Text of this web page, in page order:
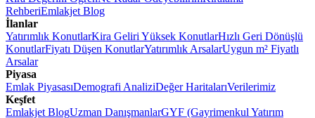
RehberiEmlakjet Blog
İlanlar
Yatırımlık KonutlarKira Geliri Yüksek KonutlarHızlı Geri Dönüşlü
KonutlarFiyatı Düşen KonutlarYatırımlık ArsalarUygun m² Fiyatlı
Arsalar
Piyasa
Emlak PiyasasıDemografi AnaliziDeğer HaritalarıVerilerimiz
Keşfet
Emlakjet BlogUzman DanışmanlarGYF (Gayrimenkul Yatırım